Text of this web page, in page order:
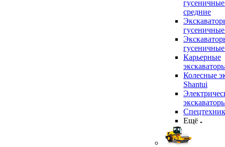
средние
Карьерные
Колесные
Shantui
Ещё